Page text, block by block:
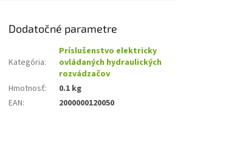
Dodatočné parametre
Kategória:
Príslušenstvo elektricky
ovládaných hydraulických
rozvádzačov
Hmotnosť:
0.1 kg
EAN: 2000000120050